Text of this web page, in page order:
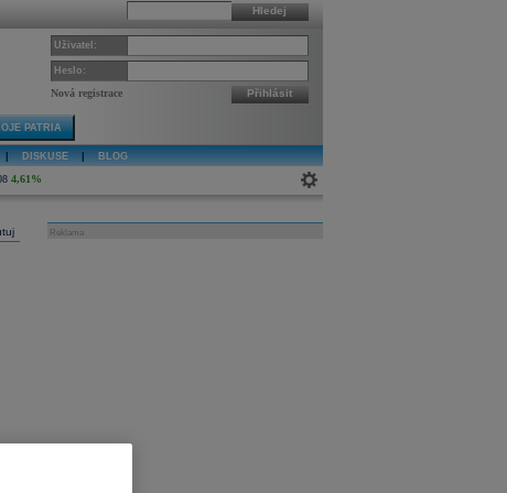
Hledej
Uživatel:
Heslo:
Nová registrace Přihlásit
PATRIA
DISKUSE BLOG
4,61%
Reklama